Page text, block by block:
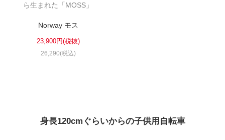
法人様向け割引
会社概要
ら生まれた「MOSS」
Norway モス
23,900円(税抜)
26,290(税込)
身長120cmぐらいからの子供用自転車